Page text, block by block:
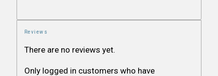
Reviews
There are no reviews yet.
Only logged in customers who have